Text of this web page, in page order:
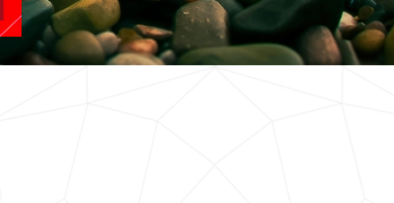
二十一世纪要么软件行业解决方案，要么无商可务